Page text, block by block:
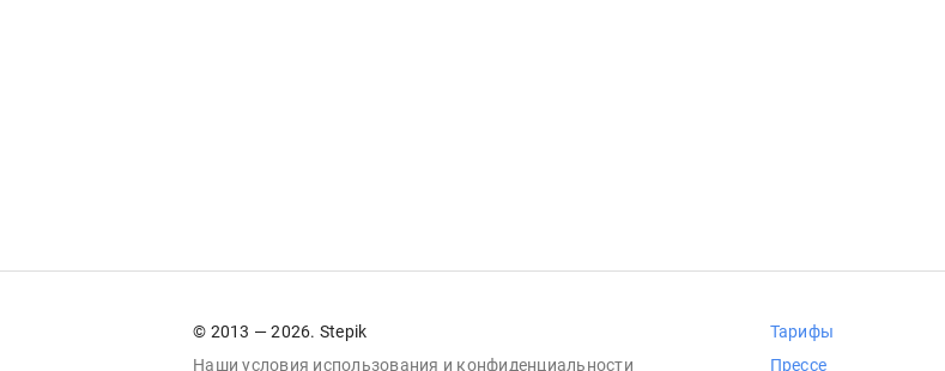
© 2013 — 2026. Stepik
Наши условия использования и конфиденциальности
Тарифы
Прессе